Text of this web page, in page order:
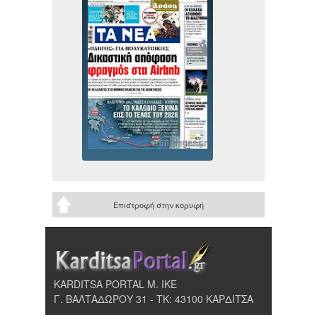
Επιστροφή στην κορυφή
KARDITSA PORTAL Μ. ΙΚΕ
Γ. ΒΑΛΤΑΔΩΡΟΥ 31 - ΤΚ: 43100 ΚΑΡΔΙΤΣΑ